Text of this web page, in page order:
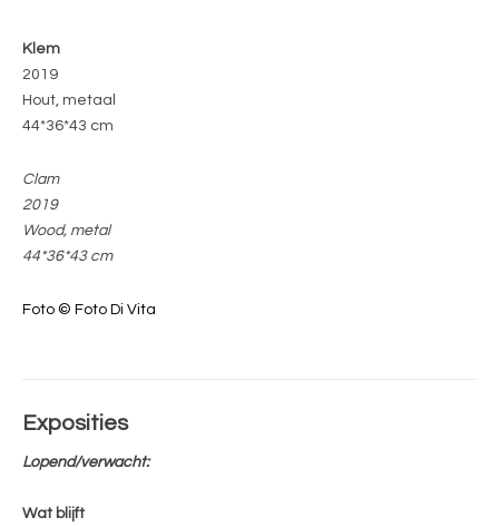
Klem
2019
Hout, metaal
44*36*43 cm
Clam
2019
Wood, metal
44*36*43 cm
Foto © Foto Di Vita
Exposities
Lopend/verwacht:
Wat blijft